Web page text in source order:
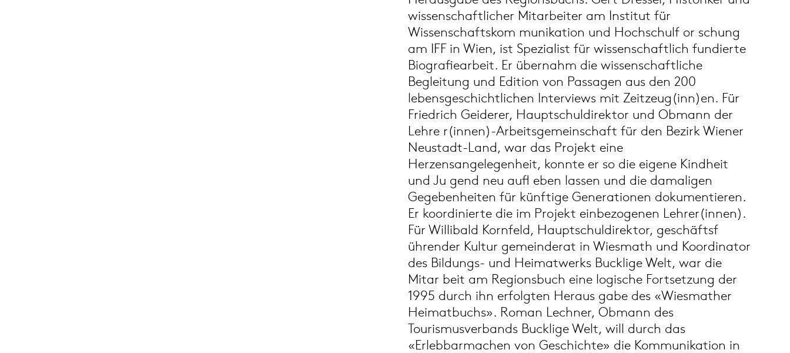
wissenschaftlicher Mitarbeiter am Institut für
Wissenschaftskom munikation und Hochschulf or schung
am IFF in Wien, ist Spezialist für wissenschaftlich fundierte
Biografiearbeit. Er übernahm die wissenschaftliche
Begleitung und Edition von Passagen aus den 200
lebensgeschichtlichen Interviews mit Zeitzeug(inn)en. Für
Friedrich Geiderer, Hauptschuldirektor und Obmann der
Lehre r(innen)-Arbeitsgemeinschaft für den Bezirk Wiener
Neustadt-Land, war das Projekt eine
Herzensangelegenheit, konnte er so die eigene Kindheit
und Ju gend neu aufl eben lassen und die damaligen
Gegebenheiten für künftige Generationen dokumentieren.
Er koordinierte die im Projekt einbezogenen Lehrer(innen).
Für Willibald Kornfeld, Hauptschuldirektor, geschäftsf
ührender Kultur gemeinderat in Wiesmath und Koordinator
des Bildungs- und Heimatwerks Bucklige Welt, war die
Mitar beit am Regionsbuch eine logische Fortsetzung der
1995 durch ihn erfolgten Heraus gabe des «Wiesmather
Heimatbuchs». Roman Lechner, Obmann des
Tourismusverbands Bucklige Welt, will durch das
«Erlebbarmachen von Geschichte» die Kommunikation in